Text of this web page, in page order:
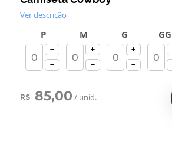
Ver descrição
P M G GG
R$ 85,00 / unid.